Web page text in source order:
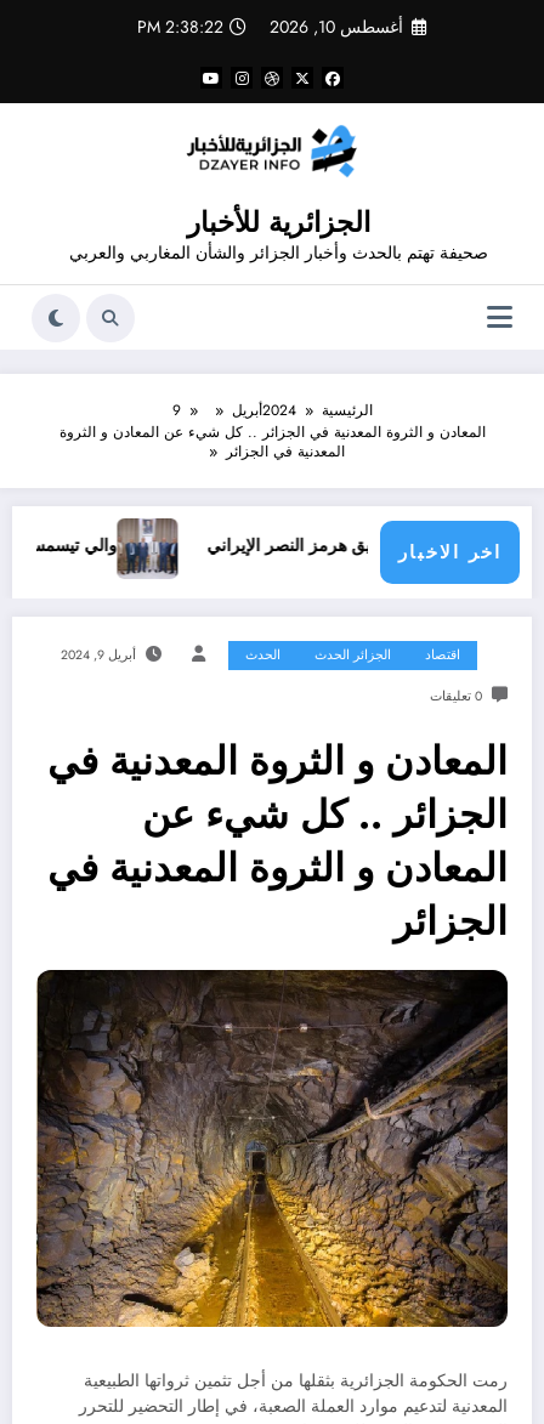
أغسطس 10, 2026 2:38:23 PM
الجزائرية للأخبار
صحيفة تهتم بالحدث وأخبار الجزائر والشأن المغاربي والعربي
الرئيسية 2024أبريل
9
المعادن و الثروة المعدنية في الجزائر .. كل شيء عن المعادن و الثروة
المعدنية في الجزائر
اخر الاخبار
هرمز النصر الإيراني والي تيسمسيلت ينظم لقاء مع نواب
اقتصاد الجزائر الحدث الحدث أبريل 9, 2024
0 تعليقات
المعادن و الثروة المعدنية في
الجزائر .. كل شيء عن
المعادن و الثروة المعدنية في
الجزائر
رمت الحكومة الجزائرية بثقلها من أجل تثمين ثرواتها الطبيعية
المعدنية لتدعيم موارد العملة الصعبة، في إطار التحضير للتحرر